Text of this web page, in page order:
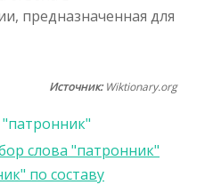
предназначенная для
Источник:Wiktionary.org
слова "патронник"
по составу